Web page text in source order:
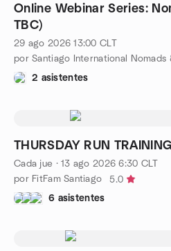
Online Webinar Series:
TBC)
29 ago 2026 13:00 CLT
por Santiago International Nomads
2 asistentes
THURSDAY RUN
Cada jue ·13 ago 2026 6:30 CLT
por FitFam Santiago
5.0
6 asistentes